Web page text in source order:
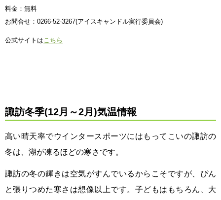
料金：無料
お問合せ：0266-52-3267(アイスキャンドル実行委員会)
公式サイトは こちら
諏訪冬季(12月～2月)気温情報
高い晴天率でウインタースポーツにはもってこいの諏訪の
冬は、湖が凍るほどの寒さです。
諏訪の冬の輝きは空気がすんでいるからこそですが、ぴん
と張りつめた寒さは想像以上です。子どもはもちろん、大